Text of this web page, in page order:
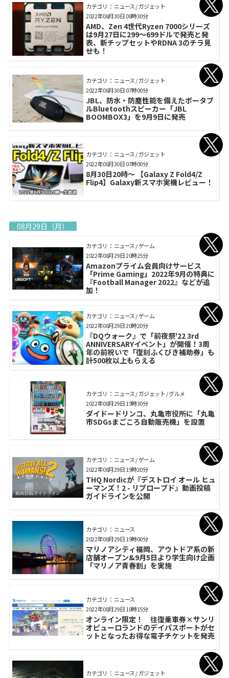
カテゴリ： ニュース / ガジェット
AMD、Zen 4世代Ryzen 7000シリーズ
は9月27日に299〜699ドルで発売と発
表、新チップセットやRDNA 3のチラ見
せも！
2022年08月30日 08時30分
カテゴリ： ニュース / ガジェット
JBL、防水・防塵性能を備えたポータブ
ルBluetoothスピーカー「JBL
BOOMBOX3」を9月9日に発売
2022年08月30日 07時00分
カテゴリ： ニュース / ガジェット
8月30日20時～ 【Galaxy Z Fold4/Z
Flip4】Galaxy新スマホ実機レビュー！
2022年08月30日 07時00分
08月29日（月）
カテゴリ： ニュース / ゲーム
Amazonプライム会員向けサービス
「Prime Gaming」2022年9月の特典に
『Football Manager 2022』などが追
加！
2022年08月29日 20時25分
カテゴリ： ニュース / ゲーム
『DQウォーク』で「前夜祭'22 3rd
ANNIVERSARYイベント」が開催！3周
年の前祝いで「復刻ふくびき補助券」も
計500枚以上もらえる
2022年08月29日 20時20分
カテゴリ： ニュース / ガジェット / グルメ
ダイドードリンコ、丸亀市役所に「丸亀
市SDGsまごころ自動販売機」を設置
2022年08月29日 19時30分
カテゴリ： ニュース / ゲーム
THQ Nordicが『デストロイ オール ヒュ
ーマンズ！2 - リプローブド』動画投稿
ガイドラインを公開
2022年08月29日 19時20分
カテゴリ： ニュース
マリノアシティ福岡、アウトドア系の新
店舗オープン&9月5日より学生向け企画
「マリノア青春割」を実施
2022年08月29日 19時00分
カテゴリ： ニュース
オンライン限定！ 往復乗車券×サンリ
オピューロランドのデイパスポートがセ
ットとなったお得な電子チケットを発売
2022年08月29日 18時15分
カテゴリ： ニュース / ガジェット